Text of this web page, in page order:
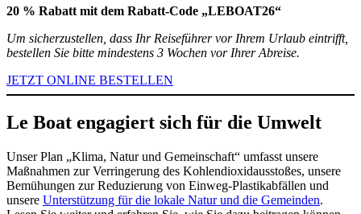
20 % Rabatt mit dem Rabatt-Code „LEBOAT26“
Um sicherzustellen, dass Ihr Reiseführer vor Ihrem Urlaub eintrifft,
bestellen Sie bitte mindestens 3 Wochen vor Ihrer Abreise.
JETZT ONLINE BESTELLEN
Le Boat engagiert sich für die Umwelt
Unser Plan „Klima, Natur und Gemeinschaft“ umfasst unsere
Maßnahmen zur Verringerung des Kohlendioxidausstoßes, unsere
Bemühungen zur Reduzierung von Einweg-Plastikabfällen und
unsere Unterstützung für die lokale Natur und die Gemeinden.